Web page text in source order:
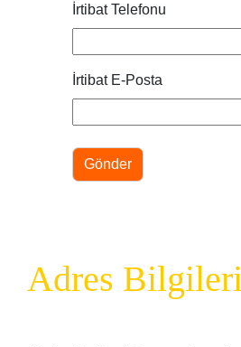
İrtibat Telefonu
İrtibat E-Posta
Adres